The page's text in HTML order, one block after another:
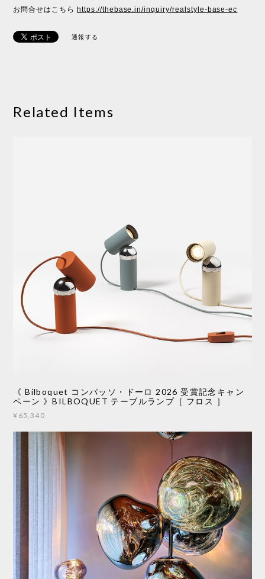
お問合せはこちらhttps://thebase.in/inquiry/realstyle-base-ec
通報する
Related Items
《 Bilboquet コンパッソ・ドーロ 2026 受賞記念キャン
ペーン 》BILBOQUET テーブルランプ［ フロス ］
¥65,340